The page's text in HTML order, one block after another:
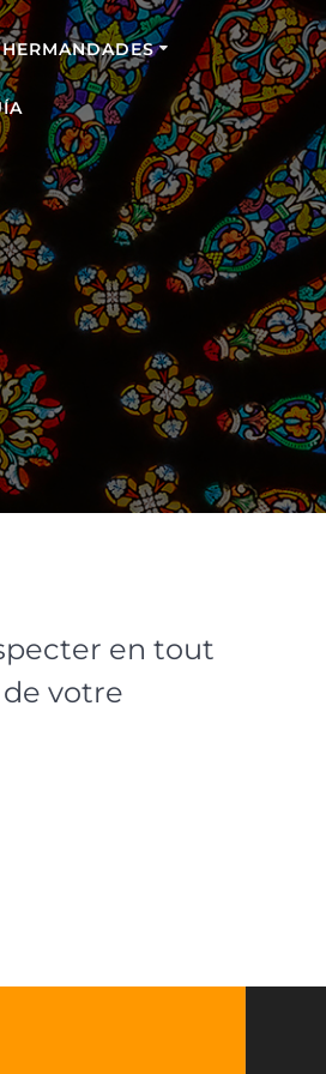
HERMANDADES
en tout
votre